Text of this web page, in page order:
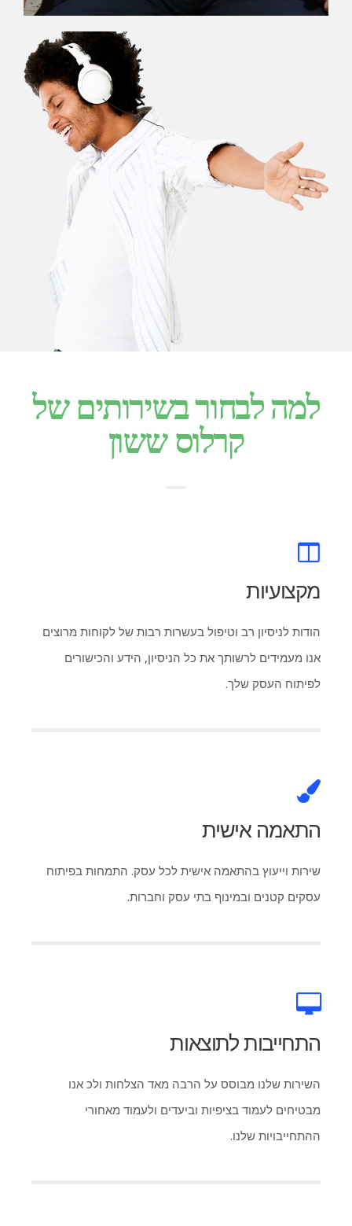
למה לבחור בשירותים של
קרלוס ששון
מקצועיות
הודות לניסיון רב וטיפול בעשרות רבות של לקוחות מרוצים
אנו מעמידים לרשותך את כל הניסיון, הידע והכישורים
לפיתוח העסק שלך.
התאמה אישית
שירות וייעוץ בהתאמה אישית לכל עסק. התמחות בפיתוח
עסקים קטנים ובמינוף בתי עסק וחברות.
התחייבות לתוצאות
השירות שלנו מבוסס על הרבה מאד הצלחות ולכ אנו
מבטיחים לעמוד בציפיות וביעדים ולעמוד מאחורי
ההתחייבויות שלנו.